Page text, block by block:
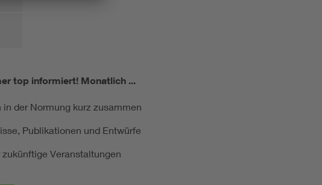
top informiert! Monatlich ...
der Normung kurz zusammen
Publikationen und Entwürfe
Veranstaltungen